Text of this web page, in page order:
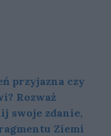
przyjazna czy
Rozważ
swoje zdanie,
Ziemi